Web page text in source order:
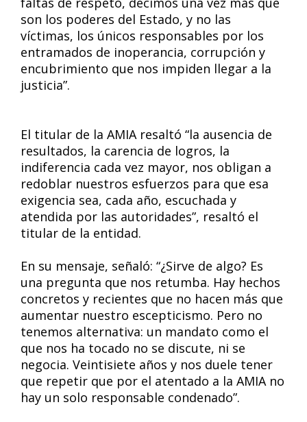
son los poderes del Estado, y no las
víctimas, los únicos responsables por los
entramados de inoperancia, corrupción y
encubrimiento que nos impiden llegar a la
justicia”.
El titular de la AMIA resaltó “la ausencia de
resultados, la carencia de logros, la
indiferencia cada vez mayor, nos obligan a
redoblar nuestros esfuerzos para que esa
exigencia sea, cada año, escuchada y
atendida por las autoridades”, resaltó el
titular de la entidad.
En su mensaje, señaló: “¿Sirve de algo? Es
una pregunta que nos retumba. Hay hechos
concretos y recientes que no hacen más que
aumentar nuestro escepticismo. Pero no
tenemos alternativa: un mandato como el
que nos ha tocado no se discute, ni se
negocia. Veintisiete años y nos duele tener
que repetir que por el atentado a la AMIA no
hay un solo responsable condenado”.